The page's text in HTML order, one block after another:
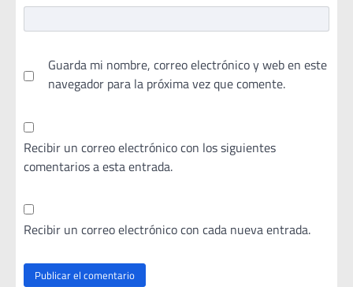
Guarda mi nombre, correo electrónico y web en este
navegador para la próxima vez que comente.
Recibir un correo electrónico con los siguientes
comentarios a esta entrada.
Recibir un correo electrónico con cada nueva entrada.